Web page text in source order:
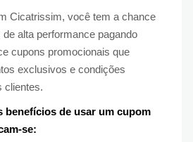
Cicatrissim, você tem a chance
alta performance pagando
cupons promocionais que
exclusivos e condições
clientes.
benefícios de usar um cupom
se: